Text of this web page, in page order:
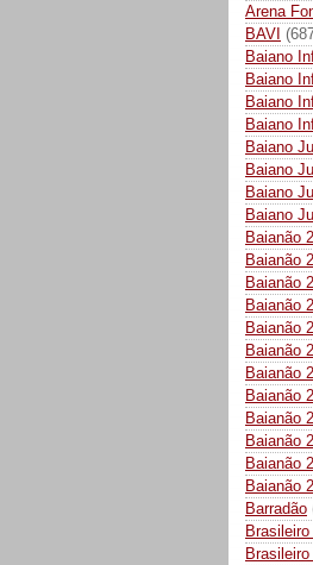
Arena
BAVI
Baiano
Baiano
Baiano
Baiano
Baiano
Baiano
Baiano
Baiano
Baianão
Baianão
Baianão
Baianão
Baianão
Baianão
Baianão
Baianão
Baianão
Baianão
Baianão
Baianão
Barradão